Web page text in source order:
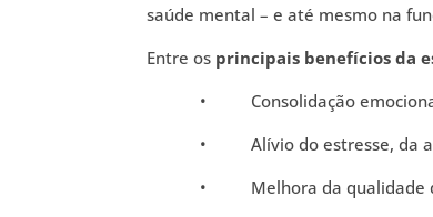
saúde mental – e até mesmo na
Entre os principais benefícios da
• Consolidação emocional e
• Alívio do estresse, da
• Melhora da qualidade do